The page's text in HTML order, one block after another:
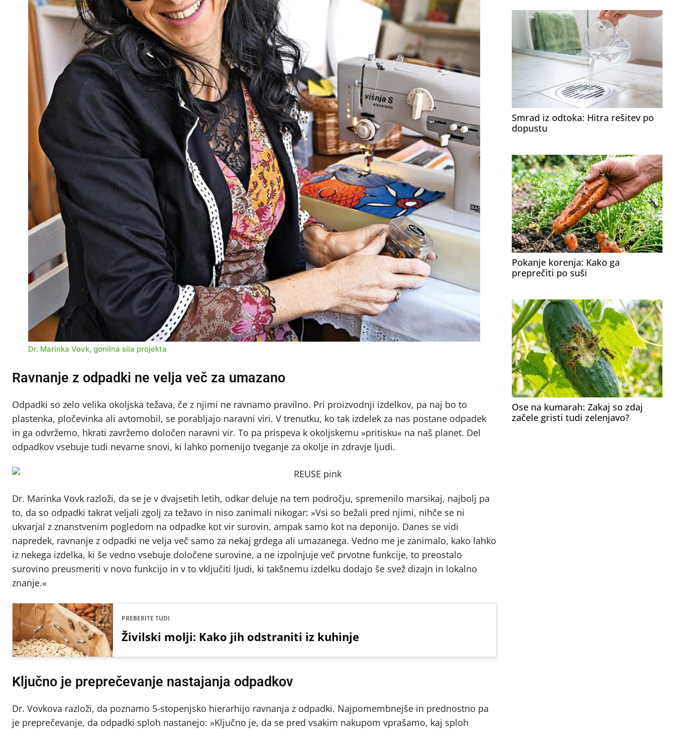
Dr. Marinka Vovk, gonilna sila projekta
Ravnanje z odpadki ne velja več za umazano
Odpadki so zelo velika okoljska težava, če z njimi ne ravnamo pravilno. Pri proizvodnji izdelkov, pa naj bo to
plastenka, pločevinka ali avtomobil, se porabljajo naravni viri. V trenutku, ko tak izdelek za nas postane odpadek
in ga odvržemo, hkrati zavržemo določen naravni vir. To pa prispeva k okoljskemu »pritisku« na naš planet. Del
odpadkov vsebuje tudi nevarne snovi, ki lahko pomenijo tveganje za okolje in zdravje ljudi.
Dr. Marinka Vovk razloži, da se je v dvajsetih letih, odkar deluje na tem področju, spremenilo marsikaj, najbolj pa
to, da so odpadki takrat veljali zgolj za težavo in niso zanimali nikogar: »Vsi so bežali pred njimi, nihče se ni
ukvarjal z znanstvenim pogledom na odpadke kot vir surovin, ampak samo kot na deponijo. Danes se vidi
napredek, ravnanje z odpadki ne velja več samo za nekaj grdega ali umazanega. Vedno me je zanimalo, kako lahko
iz nekega izdelka, ki še vedno vsebuje določene surovine, a ne izpolnjuje več prvotne funkcije, to preostalo
surovino preusmeriti v novo funkcijo in v to vključiti ljudi, ki takšnemu izdelku dodajo še svež dizajn in lokalno
znanje.«
PREBERITE TUDI
Živilski molji: Kako jih odstraniti iz kuhinje
Ključno je preprečevanje nastajanja odpadkov
Dr. Vovkova razloži, da poznamo 5-stopenjsko hierarhijo ravnanja z odpadki. Najpomembnejše in prednostno pa
je preprečevanje, da odpadki sploh nastanejo: »Ključno je, da se pred vsakim nakupom vprašamo, kaj sploh
Smrad iz odtoka: Hitra rešitev po
dopustu
Pokanje korenja: Kako ga
preprečiti po suši
Ose na kumarah: Zakaj so zdaj
začele gristi tudi zelenjavo?